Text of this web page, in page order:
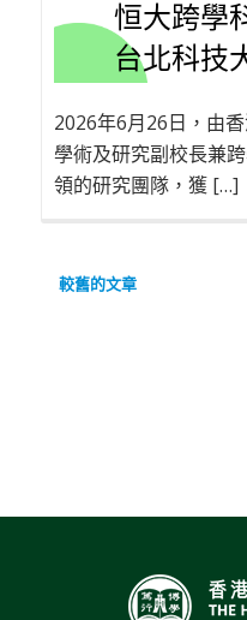
恒大跨學
台北科技
2026年6月26日，由
學術及研究副校長兼
領的研究團隊，獲 […]
文
較舊的文章